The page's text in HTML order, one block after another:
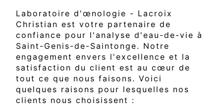
Laboratoire d'œnologie - Lacroix
Christian est votre partenaire de
confiance pour l'analyse d'eau-de-vie à
Saint-Genis-de-Saintonge. Notre
engagement envers l'excellence et la
satisfaction du client est au cœur de
tout ce que nous faisons. Voici
quelques raisons pour lesquelles nos
clients nous choisissent :